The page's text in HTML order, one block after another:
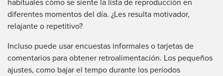
habituales cómo se siente la lista de reproducción en
diferentes momentos del día. ¿Les resulta motivador,
relajante o repetitivo?
Incluso puede usar encuestas informales o tarjetas de
comentarios para obtener retroalimentación. Los pequeños
ajustes, como bajar el tempo durante los períodos